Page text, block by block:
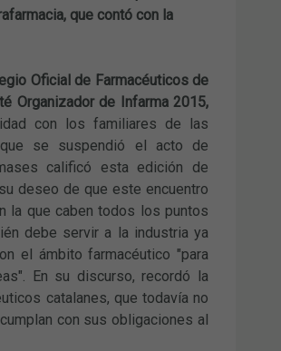
que contó con la
Oficial de Farmacéuticos de
Organizador de Infarma 2015,
con los familiares de las
se suspendió el acto de
calificó esta edición de
deseo de que este encuentro
la que caben todos los puntos
debe servir a la industria ya
el ámbito farmacéutico "para
En su discurso, recordó la
catalanes, que todavía no
con sus obligaciones al